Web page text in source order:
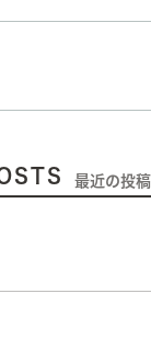
最近の投稿